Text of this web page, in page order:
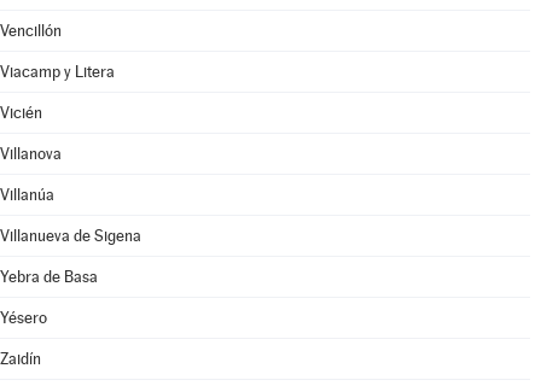
Vencillón
Viacamp y Litera
Vicién
Villanova
Villanúa
Villanueva de Sigena
Yebra de Basa
Yésero
Zaidín